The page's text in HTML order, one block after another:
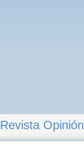
Revista Opinión